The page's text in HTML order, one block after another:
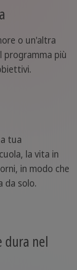
o un'altra
programma più
tua
la vita in
in modo che
da solo.
dura nel